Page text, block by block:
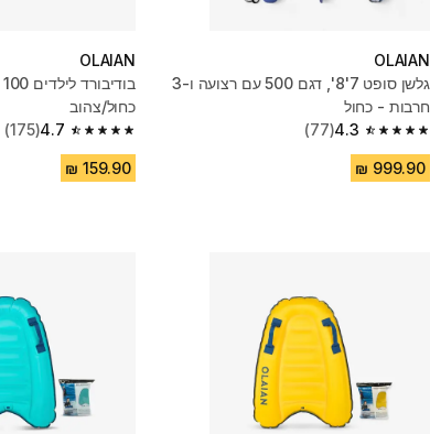
OLAIAN
גלשן סופט 7'8'‎‎, דגם 500 עם רצועה ו-3
חרבות - כחול
4.3
4.3 out of 5 stars from 77 reviews
(77)
OLAIAN
כחול/צהוב
4.7
4.7 out of 5 stars from 175 reviews
(175)